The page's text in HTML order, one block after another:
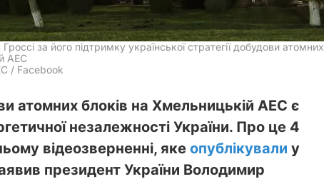
за його підтримку української стратегії добудови атомних
АЕС
/ Facebook
атомних блоків на Хмельницькій АЕС є
незалежності України. Про це 4
відеозверненні, яке опублікували у
президент України Володимир